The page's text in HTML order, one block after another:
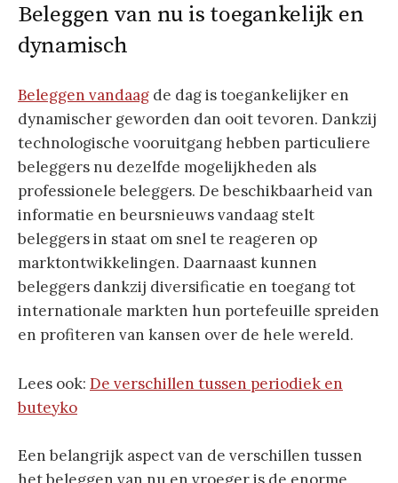
Beleggen van nu is toegankelijk en
dynamisch
Beleggen vandaag de dag is toegankelijker en
dynamischer geworden dan ooit tevoren. Dankzij
technologische vooruitgang hebben particuliere
beleggers nu dezelfde mogelijkheden als
professionele beleggers. De beschikbaarheid van
informatie en beursnieuws vandaag stelt
beleggers in staat om snel te reageren op
marktontwikkelingen. Daarnaast kunnen
beleggers dankzij diversificatie en toegang tot
internationale markten hun portefeuille spreiden
en profiteren van kansen over de hele wereld.
Lees ook: De verschillen tussen periodiek en
buteyko
Een belangrijk aspect van de verschillen tussen